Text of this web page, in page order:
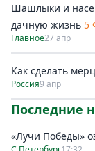
Шашлыки и
дачную жизнь 5
Главное27 апр
Как сделать
Россия9 апр
Последние
«Лучи Победы»